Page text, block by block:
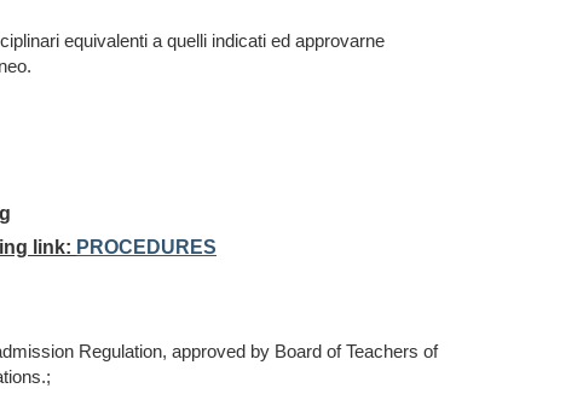
equivalenti a quelli indicati ed approvarne
link: PROCEDURES
Regulation, approved by Board of Teachers of